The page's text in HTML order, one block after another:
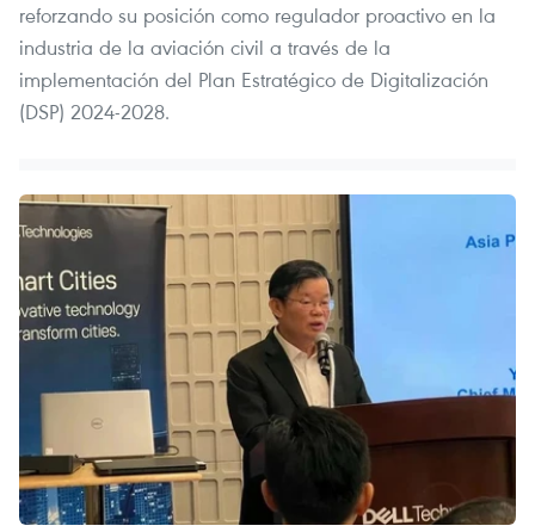
reforzando su posición como regulador proactivo en la
industria de la aviación civil a través de la
implementación del Plan Estratégico de Digitalización
(DSP) 2024-2028.